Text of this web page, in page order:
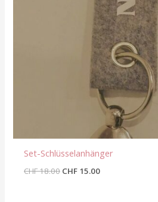
Set-Schlüsselanhänger
CHF18.00 CHF15.00